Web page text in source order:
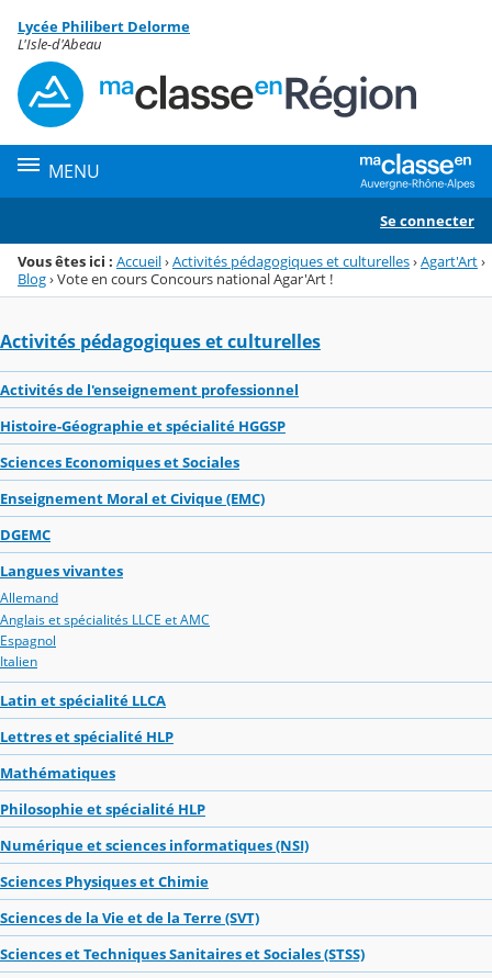
Menu de la rubrique
Contenu
Lycée Philibert Delorme
L'Isle-d'Abeau
MENU
Se connecter
Vous êtes ici : Accueil›Activités pédagogiques et culturelles›Agart'Art›
Blog›Vote en cours Concours national Agar'Art !
Activités pédagogiques et culturelles
Activités de l'enseignement professionnel
Histoire-Géographie et spécialité HGGSP
Sciences Economiques et Sociales
Enseignement Moral et Civique (EMC)
DGEMC
Langues vivantes
Allemand
Anglais et spécialités LLCE et AMC
Espagnol
Italien
Latin et spécialité LLCA
Lettres et spécialité HLP
Mathématiques
Philosophie et spécialité HLP
Numérique et sciences informatiques (NSI)
Sciences Physiques et Chimie
Sciences de la Vie et de la Terre (SVT)
Sciences et Techniques Sanitaires et Sociales (STSS)